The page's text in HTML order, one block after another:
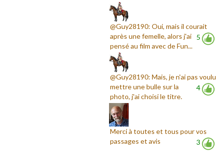
5
@Guy28190: Oui, mais il courait
après une femelle, alors j'ai
pensé au film avec de Fun...
4
@Guy28190: Mais, je n'ai pas voulu
mettre une bulle sur la
photo, j'ai choisi le titre.
3
Merci à toutes et tous pour vos
passages et avis